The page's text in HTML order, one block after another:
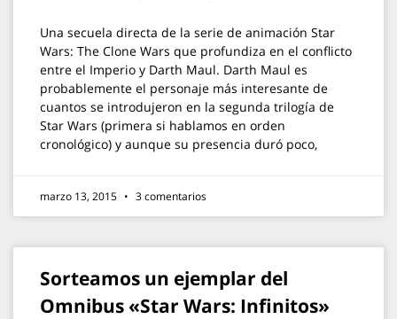
Una secuela directa de la serie de animación Star
Wars: The Clone Wars que profundiza en el conflicto
entre el Imperio y Darth Maul. Darth Maul es
probablemente el personaje más interesante de
cuantos se introdujeron en la segunda trilogía de
Star Wars (primera si hablamos en orden
cronológico) y aunque su presencia duró poco,
marzo 13, 2015 3 comentarios
Sorteamos un ejemplar del
Omnibus «Star Wars: Infinitos»